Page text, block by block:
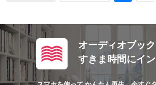
オーディオブッ
すきま時間にイ